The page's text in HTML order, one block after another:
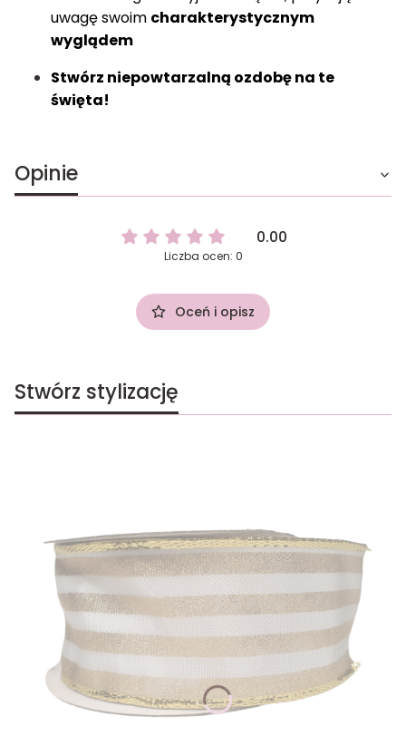
uwagę swoim charakterystycznym
wyglądem
Stwórz niepowtarzalną ozdobę na te
święta!
Opinie
0.00
Liczba ocen: 0
Oceń i opisz
Stwórz stylizację